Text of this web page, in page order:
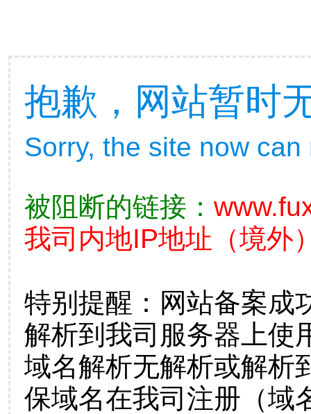
抱歉，网站暂时
Sorry, the site now
被阻断的链接：
我司内地IP地址（境外
特别提醒：网站备案成
解析到我司服务器上使
域名解析无解析或解析
保域名在我司注册（域